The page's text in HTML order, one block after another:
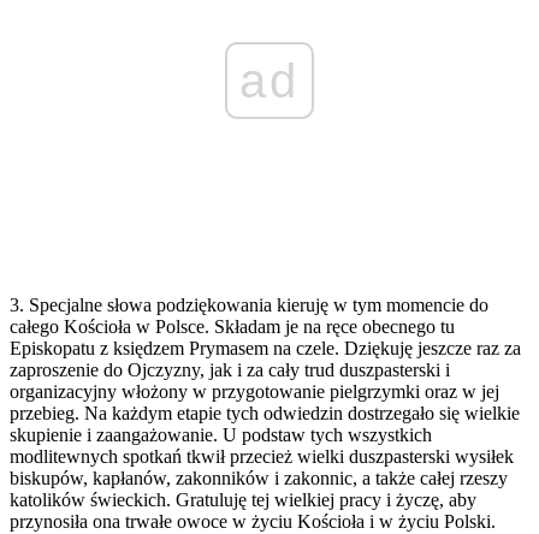
ad
3. Specjalne słowa podziękowania kieruję w tym momencie do
całego Kościoła w Polsce. Składam je na ręce obecnego tu
Episkopatu z księdzem Prymasem na czele. Dziękuję jeszcze raz za
zaproszenie do Ojczyzny, jak i za cały trud duszpasterski i
organizacyjny włożony w przygotowanie pielgrzymki oraz w jej
przebieg. Na każdym etapie tych odwiedzin dostrzegało się wielkie
skupienie i zaangażowanie. U podstaw tych wszystkich
modlitewnych spotkań tkwił przecież wielki duszpasterski wysiłek
biskupów, kapłanów, zakonników i zakonnic, a także całej rzeszy
katolików świeckich. Gratuluję tej wielkiej pracy i życzę, aby
przynosiła ona trwałe owoce w życiu Kościoła i w życiu Polski.